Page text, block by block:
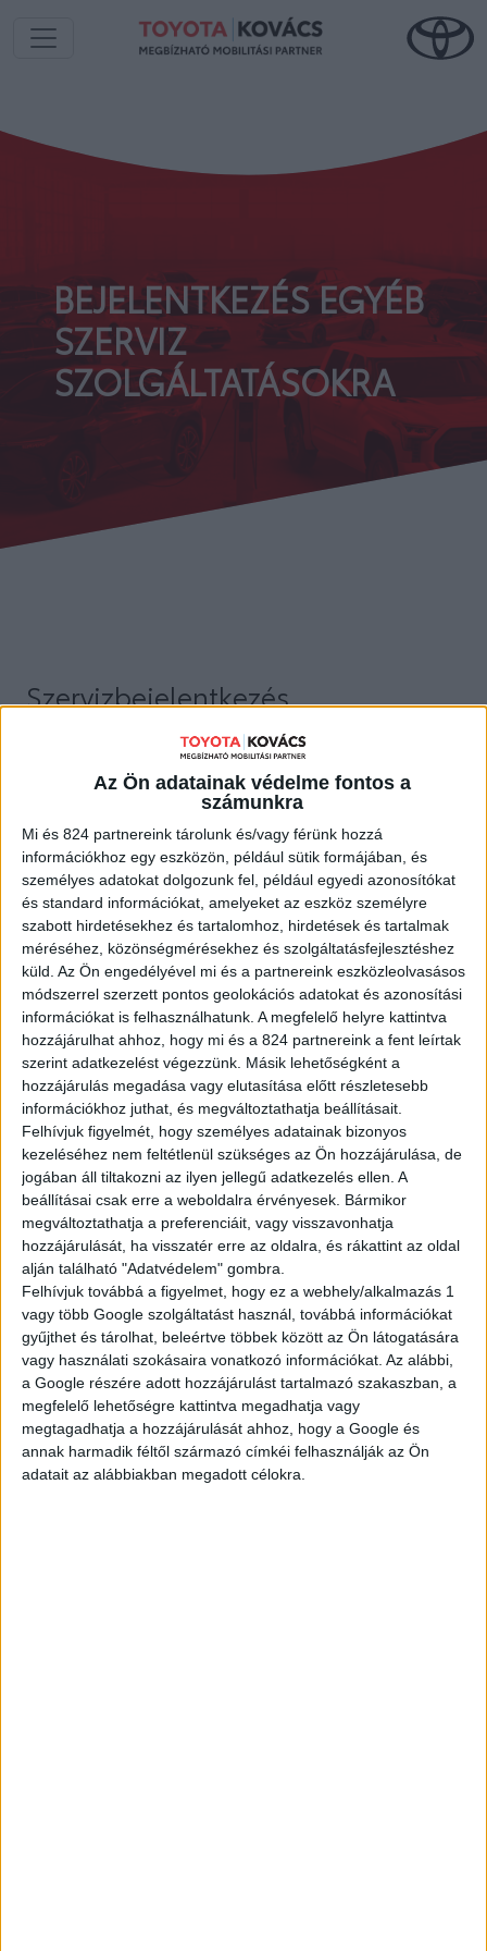
Az Ön adatainak védelme fontos a
számunkra
Mi és 824 partnereink tárolunk és/vagy férünk hozzá
információkhoz egy eszközön, például sütik formájában, és
személyes adatokat dolgozunk fel, például egyedi azonosítókat
és standard információkat, amelyeket az eszköz személyre
szabott hirdetésekhez és tartalomhoz, hirdetések és tartalmak
méréséhez, közönségmérésekhez és szolgáltatásfejlesztéshez
küld. Az Ön engedélyével mi és a partnereink eszközleolvasásos
módszerrel szerzett pontos geolokációs adatokat és azonosítási
információkat is felhasználhatunk. A megfelelő helyre kattintva
hozzájárulhat ahhoz, hogy mi és a 824 partnereink a fent leírtak
szerint adatkezelést végezzünk. Másik lehetőségként a
hozzájárulás megadása vagy elutasítása előtt részletesebb
információkhoz juthat, és megváltoztathatja beállításait.
Felhívjuk figyelmét, hogy személyes adatainak bizonyos
kezeléséhez nem feltétlenül szükséges az Ön hozzájárulása, de
jogában áll tiltakozni az ilyen jellegű adatkezelés ellen. A
beállításai csak erre a weboldalra érvényesek. Bármikor
megváltoztathatja a preferenciáit, vagy visszavonhatja
hozzájárulását, ha visszatér erre az oldalra, és rákattint az oldal
alján található "Adatvédelem" gombra.
Felhívjuk továbbá a figyelmet, hogy ez a webhely/alkalmazás 1
vagy több Google szolgáltatást használ, továbbá információkat
gyűjthet és tárolhat, beleértve többek között az Ön látogatására
vagy használati szokásaira vonatkozó információkat. Az alábbi,
a Google részére adott hozzájárulást tartalmazó szakaszban, a
megfelelő lehetőségre kattintva megadhatja vagy
megtagadhatja a hozzájárulását ahhoz, hogy a Google és
annak harmadik féltől származó címkéi felhasználják az Ön
adatait az alábbiakban megadott célokra.
BEJELENTKEZÉS EGYÉB
SZERVIZ
SZOLGÁLTATÁSOKRA
Szervizbejelentkezés
TELJES NÉV
CÉGNÉV
A cégnév megadása csak akkor kötelező, ha a gépjármű cég
tulajdonát képezi.
TELEFONSZÁM
E-MAIL CÍM
Telephely
Szeged Monor
MODELL